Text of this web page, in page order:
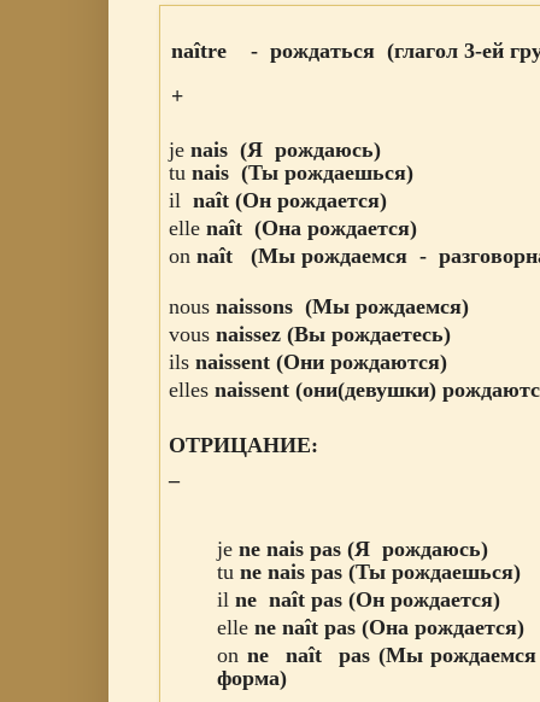
naître - рождаться (глагол 3-ей
+
jе nais (Я рождаюсь)
tu nais (Ты рождаешься)
il naît (Он рождается)
elle naît (Она рождается)
on naît (Мы рождаемся -
nous naissons (Мы рождаемся)
vous naissez (Вы рождаетесь)
ils naissent (Они рождаются)
elles naissent (они(девушки)
ОТРИЦАНИЕ:
jе ne nais pas (Я рождаюсь)
tu ne nais pas (Ты рождаешься)
il ne naît pas (Он рождается)
elle ne naît pas (Она рождается)
on ne naîtpas(Мы рождаемся
форма)